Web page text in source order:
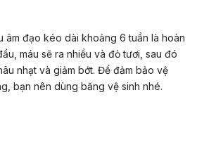
âm đạo kéo dài khoảng 6 tuần là hoàn
máu sẽ ra nhiều và đỏ tươi, sau đó
nhạt và giảm bớt. Để đảm bảo vệ
bạn nên dùng băng vệ sinh nhé.